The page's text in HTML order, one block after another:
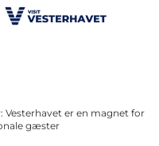
Vesterhavet er en magnet for
gæster